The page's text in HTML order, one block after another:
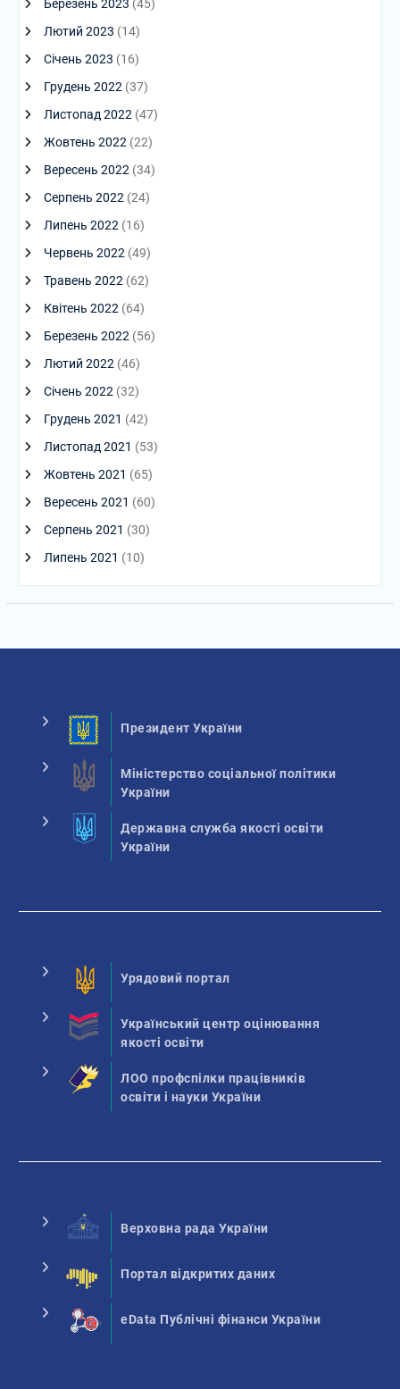
Березень 2023 (45)
Лютий 2023 (14)
Січень 2023 (16)
Грудень 2022 (37)
Листопад 2022 (47)
Жовтень 2022 (22)
Вересень 2022 (34)
Серпень 2022 (24)
Липень 2022 (16)
Червень 2022 (49)
Травень 2022 (62)
Квітень 2022 (64)
Березень 2022 (56)
Лютий 2022 (46)
Січень 2022 (32)
Грудень 2021 (42)
Листопад 2021 (53)
Жовтень 2021 (65)
Вересень 2021 (60)
Серпень 2021 (30)
Липень 2021 (10)
Президент України
Міністерство соціальної політики
України
Державна служба якості освіти
України
Урядовий портал
Український центр оцінювання
якості освіти
ЛОО профспілки працівників
освіти і науки України
Верховна рада України
Портал відкритих даних
eData Публічні фінанси України